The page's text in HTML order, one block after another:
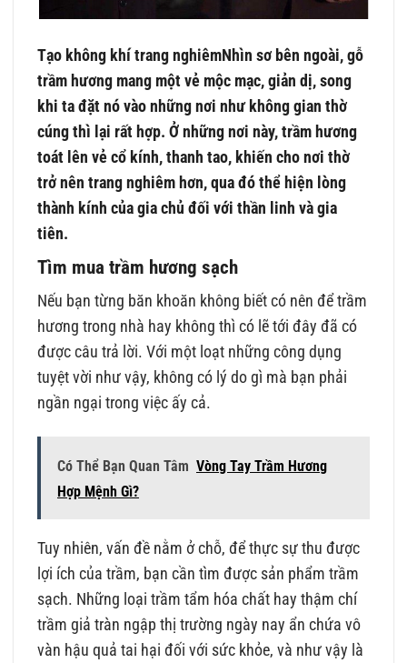
Tạo không khí trang nghiêmNhìn sơ bên ngoài, gỗ
trầm hương mang một vẻ mộc mạc, giản dị, song
khi ta đặt nó vào những nơi như không gian thờ
cúng thì lại rất hợp. Ở những nơi này, trầm hương
toát lên vẻ cổ kính, thanh tao, khiến cho nơi thờ
trở nên trang nghiêm hơn, qua đó thể hiện lòng
thành kính của gia chủ đối với thần linh và gia
tiên.
Tìm mua trầm hương sạch
Nếu bạn từng băn khoăn không biết có nên để trầm
hương trong nhà hay không thì có lẽ tới đây đã có
được câu trả lời. Với một loạt những công dụng
tuyệt vời như vậy, không có lý do gì mà bạn phải
ngần ngại trong việc ấy cả.
Có Thể Bạn Quan Tâm Vòng Tay Trầm Hương
Hợp Mệnh Gì?
Tuy nhiên, vấn đề nằm ở chỗ, để thực sự thu được
lợi ích của trầm, bạn cần tìm được sản phẩm trầm
sạch. Những loại trầm tẩm hóa chất hay thậm chí
trầm giả tràn ngập thị trường ngày nay ẩn chứa vô
vàn hậu quả tai hại đối với sức khỏe, và như vậy là